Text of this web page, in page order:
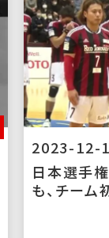
2023-12-
日本選手
も、チー